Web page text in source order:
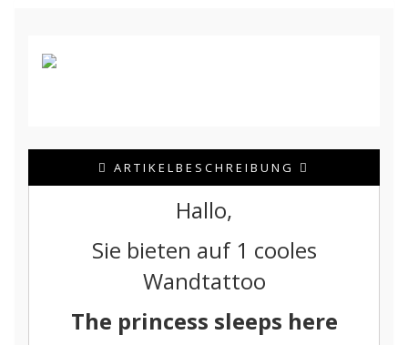
ARTIKELBESCHREIBUNG
Hallo,
Sie bieten auf 1 cooles
Wandtattoo
The princess sleeps here